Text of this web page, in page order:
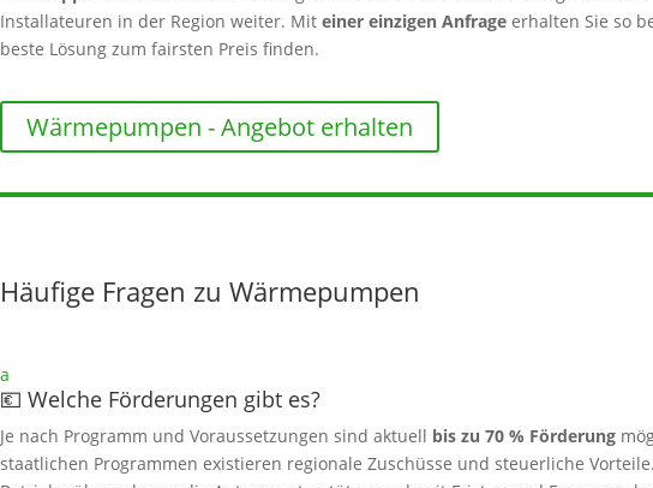
Installateuren in der Region weiter. Mit einer einzigen Anfrage erhalten Sie so
beste Lösung zum fairsten Preis finden.
Wärmepumpen - Angebot erhalten
Häufige Fragen zu Wärmepumpen
a
💶 Welche Förderungen gibt es?
Je nach Programm und Voraussetzungen sind aktuell bis zu 70 % Förderung
staatlichen Programmen existieren regionale Zuschüsse und steuerliche